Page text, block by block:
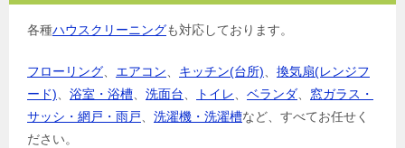
各種ハウスクリーニングも対応しております。
フローリング エアコン キッチン(台所)
換気扇(レンジフ
ード)
浴室・浴槽 洗面台 トイレ ベランダ
窓ガラス・
サッシ・網戸・雨戸
洗濯機・洗濯槽など、すべてお任せく
ださい。